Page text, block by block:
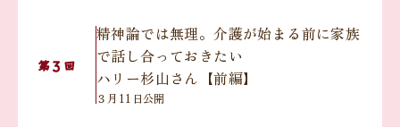
第３ 回
精神論では無理。介護が始まる前に家族
で話し合っておきたい
ハリー杉山さん【前編】
３月11日公開